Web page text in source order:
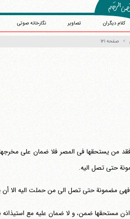
کلام دیگران تصاویر نگارخانه صوتی
صفحه ۱۲۱
من یستحقها فی المصر فلا ضمان علی
حتی تصل الیه.
مضمونة حتی تصل الی من حملت الیه الا أن
مستحقها ضمن، و لا ضمان علیه مع استیذانه
شماره ٨ کد پستی: 3713744381